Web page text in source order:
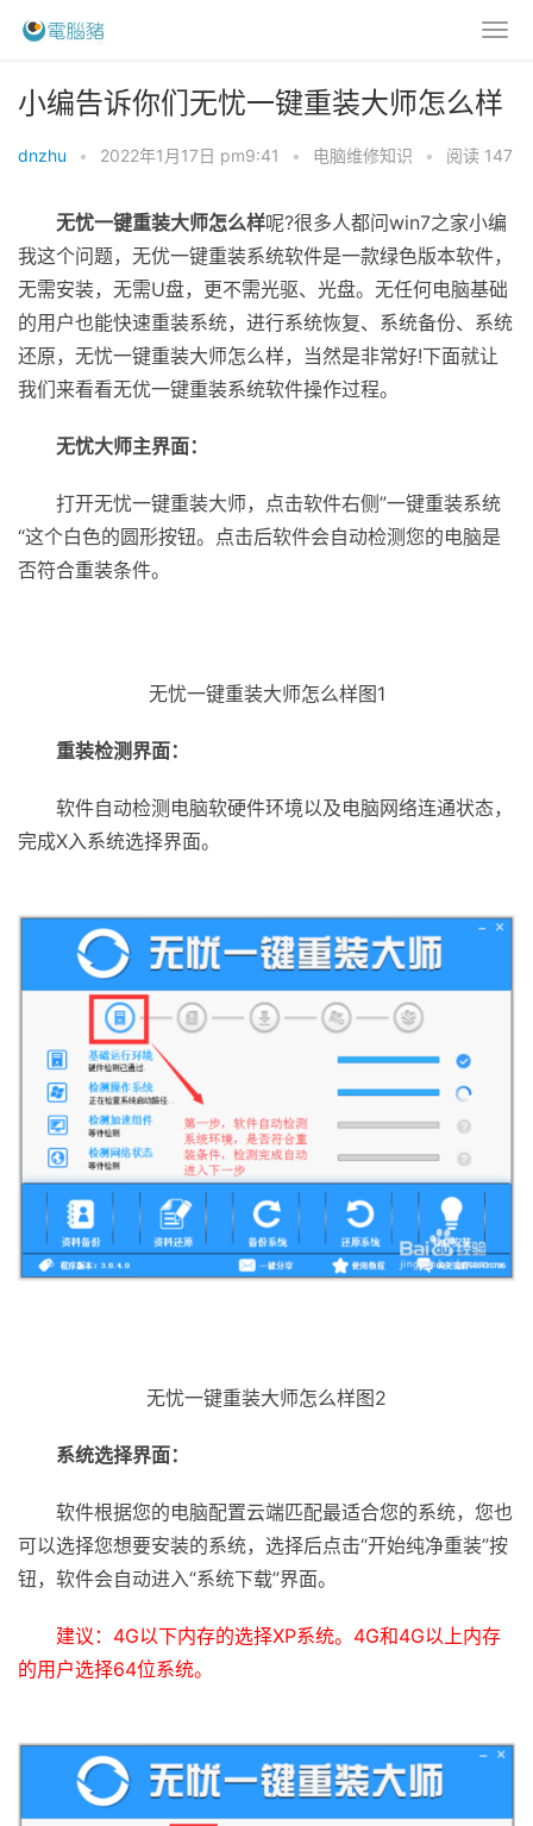
小编告诉你们无忧一键重装大师怎么样
dnzhu • 2022年1月17日 pm9:41 • 电脑维修知识 • 阅读 147
无忧一键重装大师怎么样呢?很多人都问win7之家小编
我这个问题，无优一键重装系统软件是一款绿色版本软件，
无需安装，无需U盘，更不需光驱、光盘。无任何电脑基础
的用户也能快速重装系统，进行系统恢复、系统备份、系统
还原，无忧一键重装大师怎么样，当然是非常好!下面就让
我们来看看无优一键重装系统软件操作过程。
无忧大师主界面：
打开无忧一键重装大师，点击软件右侧”一键重装系统
“这个白色的圆形按钮。点击后软件会自动检测您的电脑是
否符合重装条件。
无忧一键重装大师怎么样图1
重装检测界面：
软件自动检测电脑软硬件环境以及电脑网络连通状态，
完成X入系统选择界面。
无忧一键重装大师怎么样图2
系统选择界面：
软件根据您的电脑配置云端匹配最适合您的系统，您也
可以选择您想要安装的系统，选择后点击“开始纯净重装”按
钮，软件会自动进入“系统下载”界面。
建议：4G以下内存的选择XP系统。4G和4G以上内存
的用户选择64位系统。